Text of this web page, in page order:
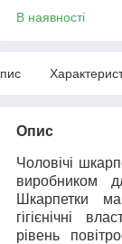
В наявності
Опис
Чоловічі
виробником
Шкарпетки
гігієнічні
рівень